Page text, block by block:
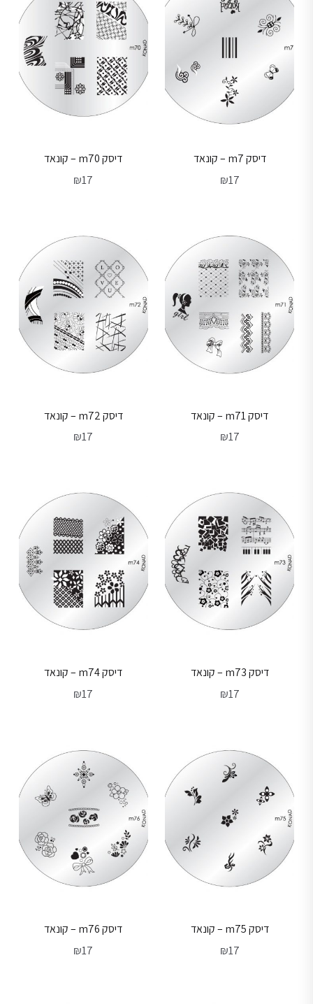
דיסק m7 – קונאד
₪17
דיסק m70 – קונאד
₪17
דיסק m71 – קונאד
₪17
דיסק m72 – קונאד
₪17
דיסק m73 – קונאד
₪17
דיסק m74 – קונאד
₪17
דיסק m75 – קונאד
₪17
דיסק m76 – קונאד
₪17